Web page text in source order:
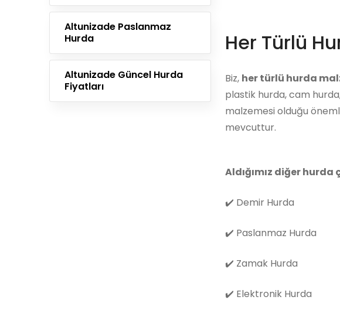
Altunizade Paslanmaz
Hurda
Altunizade Güncel Hurda
Fiyatları
Her Türlü
Biz, her türlü hurda
plastik hurda, cam
malzemesi olduğu
mevcuttur.
Aldığımız diğer
✔️ Demir Hurda
✔️ Paslanmaz Hurda
✔️ Zamak Hurda
✔️ Elektronik Hurda